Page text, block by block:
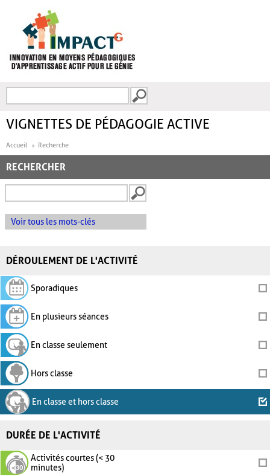
FORMULAIRE DE
VIGNETTES DE PÉDAGOGIE ACTIVE
Accueil Recherche
RECHERCHER
Voir tous les mots-clés
DÉROULEMENT DE L'ACTIVITÉ
Sporadiques
En plusieurs séances
En classe seulement
Hors classe
En classe et hors classe
DURÉE DE L'ACTIVITÉ
Activités courtes (< 30
minutes)